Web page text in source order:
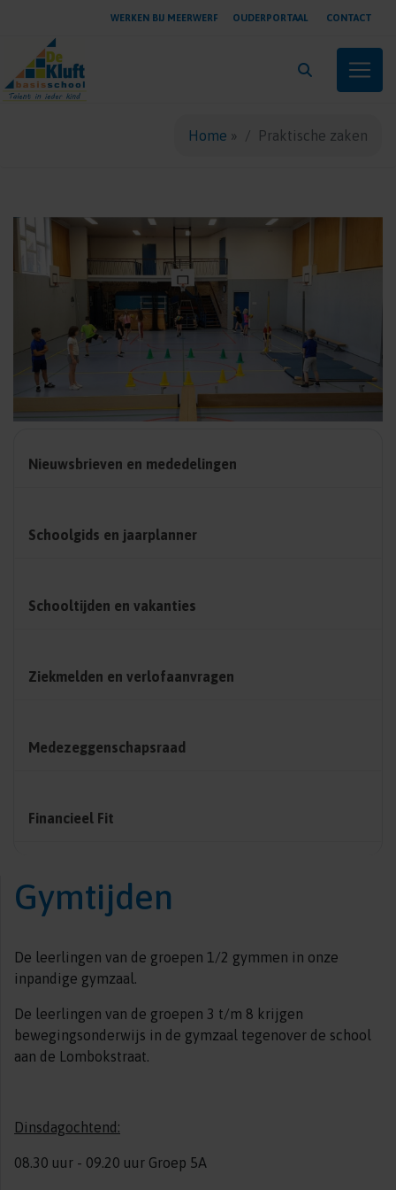
WERKEN BIJ MEERWERF OUDERPORTAAL CONTACT
Home » Praktische zaken
Nieuwsbrieven en mededelingen
Schoolgids en jaarplanner
Schooltijden en vakanties
Ziekmelden en verlofaanvragen
Medezeggenschapsraad
Financieel Fit
Gymtijden
De leerlingen van de groepen 1/2 gymmen in onze
inpandige gymzaal.
De leerlingen van de groepen 3 t/m 8 krijgen
bewegingsonderwijs in de gymzaal tegenover de school
aan de Lombokstraat.
Dinsdagochtend:
08.30 uur - 09.20 uur Groep 5A